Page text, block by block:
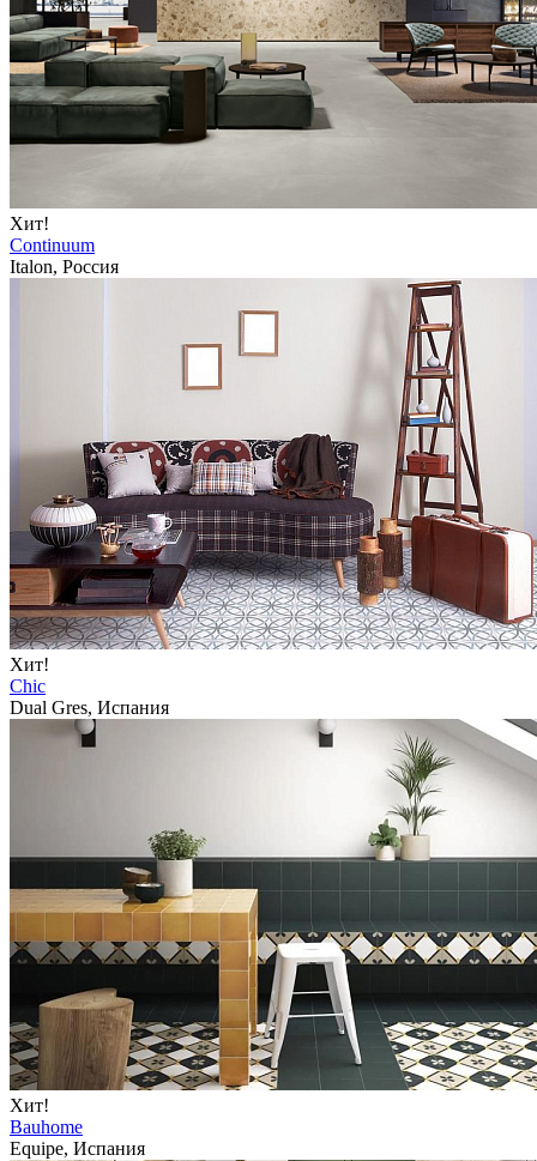
Хит!
Continuum
Italon, Россия
Хит!
Chic
Dual Gres, Испания
Хит!
Bauhome
Equipe, Испания